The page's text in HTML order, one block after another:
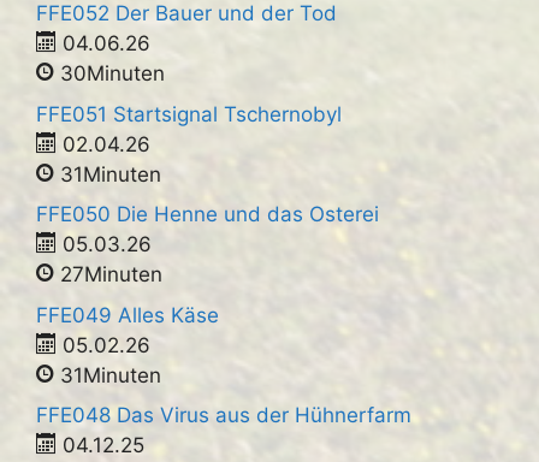
FFE052 Der Bauer und der Tod
04.06.26
30Minuten
FFE051 Startsignal Tschernobyl
02.04.26
31Minuten
FFE050 Die Henne und das Osterei
05.03.26
27Minuten
FFE049 Alles Käse
05.02.26
31Minuten
FFE048 Das Virus aus der Hühnerfarm
04.12.25